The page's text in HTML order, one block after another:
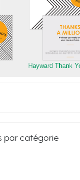
Hayward Thank
par catégorie